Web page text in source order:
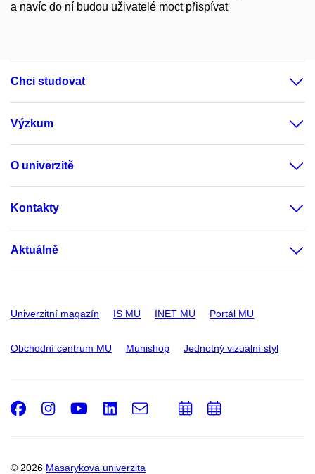
a navíc do ní budou uživatelé moct přispívat
Chci studovat
Výzkum
O univerzitě
Kontakty
Aktuálně
Univerzitní magazín IS MU INET MU Portál MU
Obchodní centrum MU Munishop Jednotný vizuální styl
© 2026 Masarykova univerzita
Facebook
Instagram
Youtube
LinkedIn
e-
PřidatPřidat